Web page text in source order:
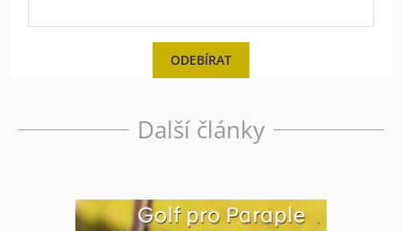
ODEBÍRAT
Další články